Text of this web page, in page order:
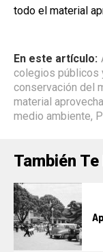
todo el material
En este artículo:
colegios públicos
conservación del
material
medio ambiente,
También